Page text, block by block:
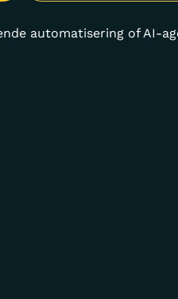
automatisering of AI-